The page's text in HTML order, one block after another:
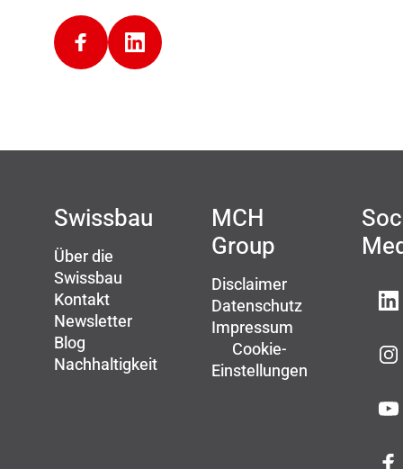
Swissbau
Über die
Swissbau
Kontakt
Newsletter
Blog
Nachhaltigkeit
MCH
Group
Disclaimer
Datenschutz
Impressum
Cookie-
Einstellungen